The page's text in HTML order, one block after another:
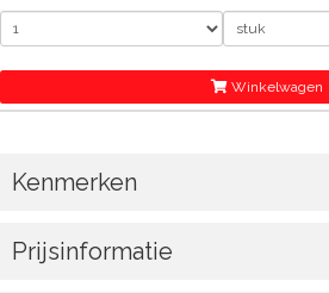
Winkelwagen
Kenmerken
Prijsinformatie